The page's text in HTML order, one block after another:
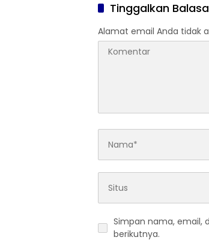
Tinggalkan
Alamat email Anda tidak
Simpan nama, email,
berikutnya.